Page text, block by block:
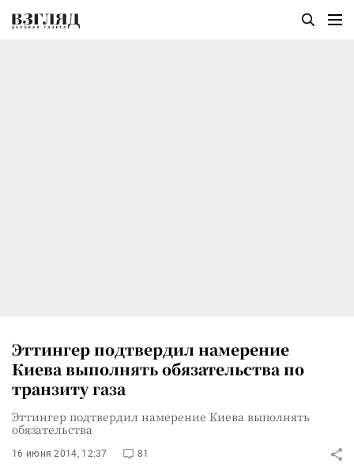
Эттингер подтвердил намерение
Киева выполнять обязательства по
транзиту газа
Эттингер подтвердил намерение Киева выполнять
обязательства
16 июня 2014, 12:37 81